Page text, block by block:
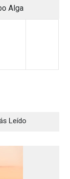
Alga
Leído